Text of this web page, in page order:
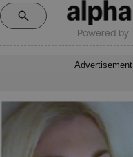
Powered by:
Advertisement